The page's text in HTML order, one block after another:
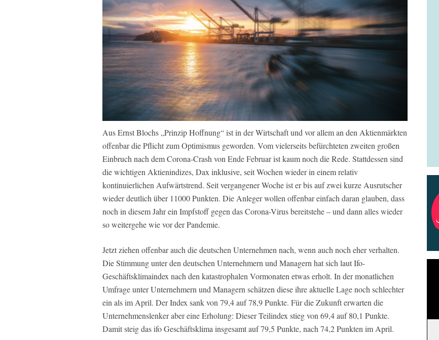
Aus Ernst Blochs „Prinzip Hoffnung“ ist in der Wirtschaft und vor allem an den Aktienmärkten
offenbar die Pflicht zum Optimismus geworden. Vom vielerseits befürchteten zweiten großen
Einbruch nach dem Corona-Crash von Ende Februar ist kaum noch die Rede. Stattdessen sind
die wichtigen Aktienindizes, Dax inklusive, seit Wochen wieder in einem relativ
kontinuierlichen Aufwärtstrend. Seit vergangener Woche ist er bis auf zwei kurze Ausrutscher
wieder deutlich über 11000 Punkten. Die Anleger wollen offenbar einfach daran glauben, dass
noch in diesem Jahr ein Impfstoff gegen das Corona-Virus bereitstehe – und dann alles wieder
so weitergehe wie vor der Pandemie.
Jetzt ziehen offenbar auch die deutschen Unternehmen nach, wenn auch noch eher verhalten.
Die Stimmung unter den deutschen Unternehmern und Managern hat sich laut Ifo-
Geschäftsklimaindex nach den katastrophalen Vormonaten etwas erholt. In der monatlichen
Umfrage unter Unternehmern und Managern schätzen diese ihre aktuelle Lage noch schlechter
ein als im April. Der Index sank von 79,4 auf 78,9 Punkte. Für die Zukunft erwarten die
Unternehmenslenker aber eine Erholung: Dieser Teilindex stieg von 69,4 auf 80,1 Punkte.
Damit steig das ifo Geschäftsklima insgesamt auf 79,5 Punkte, nach 74,2 Punkten im April.